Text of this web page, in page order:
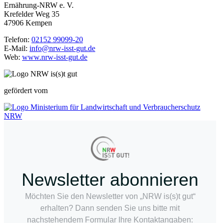
Ernährung-NRW e. V.
Krefelder Weg 35
47906 Kempen
Telefon: 02152 99099-20
E-Mail: info@nrw-isst-gut.de
Web: www.nrw-isst-gut.de
gefördert vom
Newsletter abonnieren
Möchten Sie den Newsletter von „NRW is(s)t gut“
erhalten? Dann senden Sie uns bitte mit
nachstehendem Formular Ihre Kontaktangaben: